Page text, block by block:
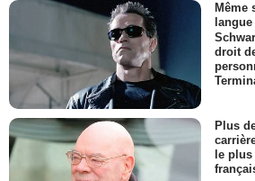
Même
droit
Plus
le